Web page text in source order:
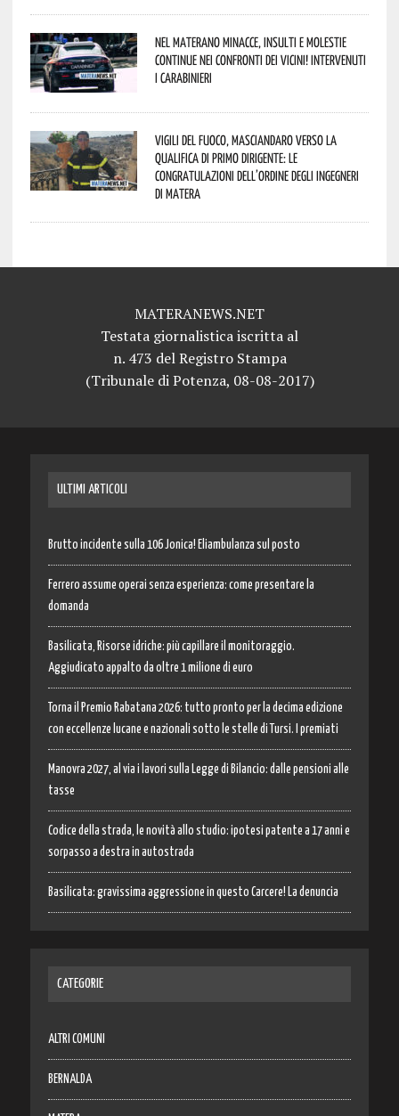
Nel materano minacce, insulti e molestie
continue nei confronti dei vicini! Intervenuti
i Carabinieri
Vigili del Fuoco, Masciandaro verso la
qualifica di Primo Dirigente: le
congratulazioni dell’Ordine degli Ingegneri
di Matera
MATERANEWS.NET
Testata giornalistica iscritta al
n. 473 del Registro Stampa
(Tribunale di Potenza, 08-08-2017)
ULTIMI ARTICOLI
Brutto incidente sulla 106 Jonica! Eliambulanza sul posto
Ferrero assume operai senza esperienza: come presentare la
domanda
Basilicata, Risorse idriche: più capillare il monitoraggio.
Aggiudicato appalto da oltre 1 milione di euro
Torna il Premio Rabatana 2026: tutto pronto per la decima edizione
con eccellenze lucane e nazionali sotto le stelle di Tursi. I premiati
Manovra 2027, al via i lavori sulla Legge di Bilancio: dalle pensioni alle
tasse
Codice della strada, le novità allo studio: ipotesi patente a 17 anni e
sorpasso a destra in autostrada
Basilicata: gravissima aggressione in questo Carcere! La denuncia
CATEGORIE
ALTRI COMUNI
BERNALDA